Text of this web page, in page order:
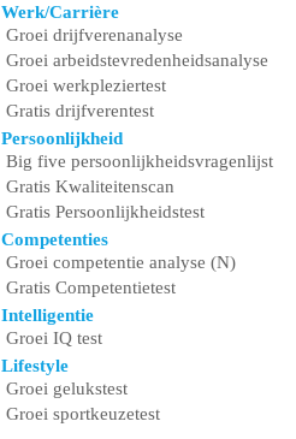
Werk/Carrière
Groei drijfverenanalyse
Groei arbeidstevredenheidsanalyse
Groei werkpleziertest
Gratis drijfverentest
Persoonlijkheid
Big five persoonlijkheidsvragenlijst
Gratis Kwaliteitenscan
Gratis Persoonlijkheidstest
Competenties
Groei competentie analyse (N)
Gratis Competentietest
Intelligentie
Groei IQ test
Lifestyle
Groei gelukstest
Groei sportkeuzetest